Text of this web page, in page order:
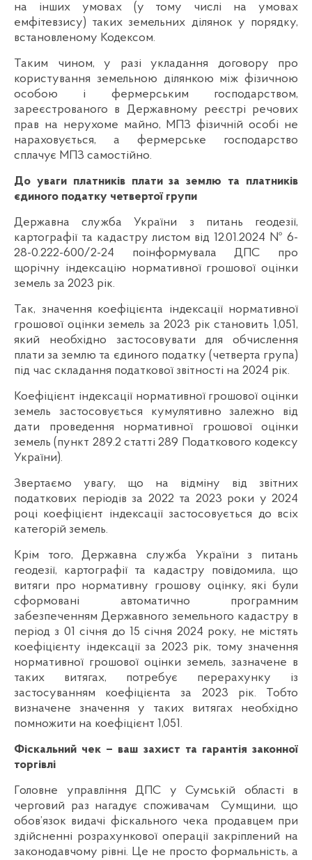
на інших умовах (у тому числі на умовах
емфітевзису) таких земельних ділянок у порядку,
встановленому Кодексом.
Таким чином, у разі укладання договору про
користування земельною ділянкою між фізичною
особою і фермерським господарством,
зареєстрованого в Державному реєстрі речових
прав на нерухоме майно, МПЗ фізичній особі не
нараховується, а фермерське господарство
сплачує МПЗ самостійно.
До уваги платників плати за землю та платників
єдиного податку четвертої групи
Державна служба України з питань геодезії,
картографії та кадастру листом від 12.01.2024 № 6-
28-0.222-600/2-24 поінформувала ДПС про
щорічну індексацію нормативної грошової оцінки
земель за 2023 рік.
Так, значення коефіцієнта індексації нормативної
грошової оцінки земель за 2023 рік становить 1,051,
який необхідно застосовувати для обчислення
плати за землю та єдиного податку (четверта група)
під час складання податкової звітності на 2024 рік.
Коефіцієнт індексації нормативної грошової оцінки
земель застосовується кумулятивно залежно від
дати проведення нормативної грошової оцінки
земель (пункт 289.2 статті 289 Податкового кодексу
України).
Звертаємо увагу, що на відміну від звітних
податкових періодів за 2022 та 2023 роки у 2024
році коефіцієнт індексації застосовується до всіх
категорій земель.
Крім того, Державна служба України з питань
геодезії, картографії та кадастру повідомила, що
витяги про нормативну грошову оцінку, які були
сформовані автоматично програмним
забезпеченням Державного земельного кадастру в
період з 01 січня до 15 січня 2024 року, не містять
коефіцієнту індексації за 2023 рік, тому значення
нормативної грошової оцінки земель, зазначене в
таких витягах, потребує перерахунку із
застосуванням коефіцієнта за 2023 рік. Тобто
визначене значення у таких витягах необхідно
помножити на коефіцієнт 1,051.
Фіскальний чек – ваш захист та гарантія законної
торгівлі
Головне управління ДПС у Сумській області в
черговий раз нагадує споживачам Сумщини, що
обов’язок видачі фіскального чека продавцем при
здійсненні розрахункової операції закріплений на
законодавчому рівні. Це не просто формальність, а